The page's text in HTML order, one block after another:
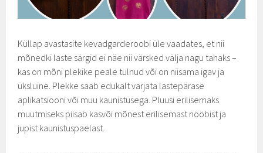
Küllap avastasite kevadgarderoobi üle vaadates, et nii
mõnedki laste särgid ei näe nii värsked välja nagu tahaks –
kas on mõni plekike peale tulnud või on niisama igav ja
üksluine. Plekke saab edukalt varjata lastepärase
aplikatsiooni või muu kaunistusega. Pluusi erilisemaks
muutmiseks piisab kasvõi mõnest erilisemast nööbist ja
jupist kaunistuspaelast.